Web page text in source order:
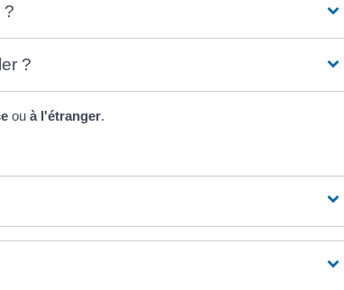
?
?
ou à l'étranger.